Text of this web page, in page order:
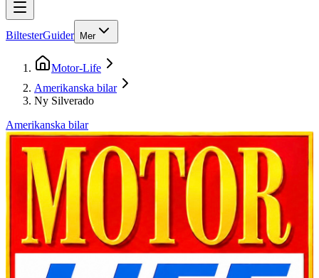
BiltesterGuider Mer
Motor-Life
Amerikanska bilar
Ny Silverado
Amerikanska bilar